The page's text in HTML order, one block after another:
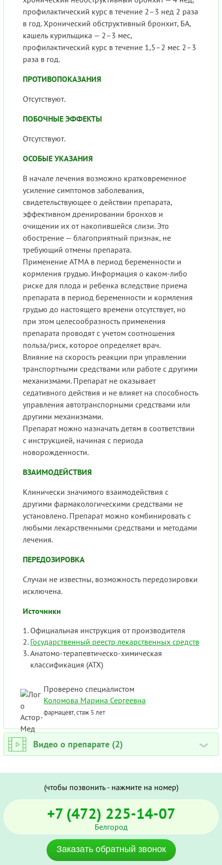
профилактический курс в течение 2–3 нед 2 раза
в год. Хронический обструктивный бронхит, БА,
кашель курильщика — 2–3 мес,
профилактический курс в течение 1,5–2 мес 2–3
раза в год.
ПРОТИВОПОКАЗАНИЯ
Отсутствуют.
ПОБОЧНЫЕ ЭФФЕКТЫ
Отсутствуют.
ОСОБЫЕ УКАЗАНИЯ
В начале лечения возможно кратковременное
усиление симптомов заболевания,
свидетельствующее о действии препарата,
эффективном дренировании бронхов и
очищении их от накопившейся слизи. Это
обострение — благоприятный признак, не
требующий отмены препарата.
Применение АТМА в период беременности и
кормления грудью. Информация о каком-либо
риске для плода и ребенка вследствие приема
препарата в период беременности и кормления
грудью до настоящего времени отсутствует, но
при этом целесообразность применения
препарата проводят с учетом соотношения
польза/риск, которое определяет врач.
Влияние на скорость реакции при управлении
транспортными средствами или работе с другими
механизмами. Препарат не оказывает
седативного действия и не влияет на способность
управления автотранспорными средствами или
другими механизмами.
Препарат можно назначать детям в соответствии
с инструкцией, начиная с периода
новорожденности.
ВЗАИМОДЕЙСТВИЯ
Клинически значимого взаимодействия с
другими фармакологическими средствами не
установлено. Препарат можно комбинировать с
любыми лекарственными средствами и методами
лечения.
ПЕРЕДОЗИРОВКА
Случаи не известны, возможность передозировки
исключена.
Источники
Официальная инструкция от производителя
Государственный реестр лекарственных средств
Анатомо-терапевтическо-химическая
классификация (ATX)
Проверено специалистом
Коломова Марина Сергеевна
фармацевт, стаж 5 лет
Видео о препарате (2) ›
(чтобы позвонить - нажмите на номер)
+7 (472) 225-14-07
Белгород
Заказать обратный звонок